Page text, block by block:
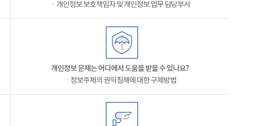
ㆍ개인정보 보호책임자 및 개인정보 업무 담당부서
개인정보 문제는 어디에서 도움을 받을 수 있나요?
ㆍ정보주체의 권익침해에 대한 구제방법